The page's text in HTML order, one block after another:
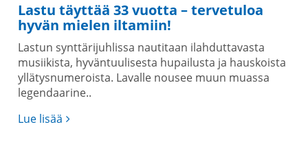
Lastu täyttää 33 vuotta – tervetuloa
hyvän mielen iltamiin!
Lastun synttärijuhlissa nautitaan ilahduttavasta
musiikista, hyväntuulisesta hupailusta ja hauskoista
yllätysnumeroista. Lavalle nousee muun muassa
legendaarine..
Lue lisää